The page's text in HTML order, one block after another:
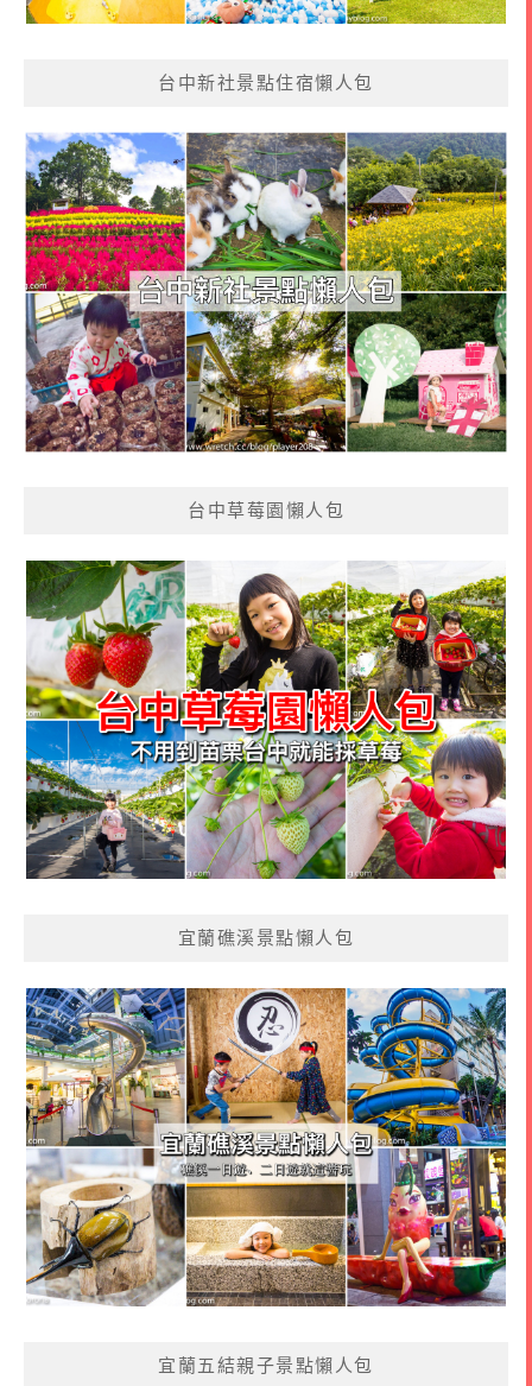
台中新社景點住宿懶人包
台中草莓園懶人包
宜蘭礁溪景點懶人包
宜蘭五結親子景點懶人包